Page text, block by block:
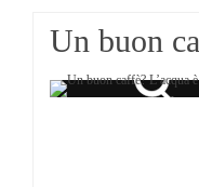
Un buon